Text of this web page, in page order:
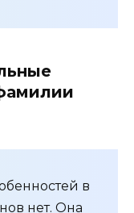
в
нет. Она